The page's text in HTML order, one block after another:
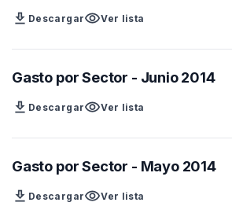
download DescargarvisibilityVer lista
Gasto por Sector - Junio 2014
download DescargarvisibilityVer lista
Gasto por Sector - Mayo 2014
download DescargarvisibilityVer lista